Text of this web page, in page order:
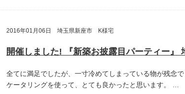
2016年01月06日 埼玉県新座市 K様宅
全てに満足でしたが、一寸冷めてしまっている物が残念で
ケータリングを使って、とても良かったと思います。